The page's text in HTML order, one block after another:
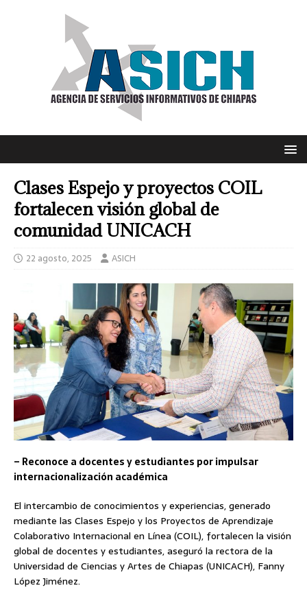
Clases Espejo y proyectos COIL
fortalecen visión global de
comunidad UNICACH
22 agosto, 2025 ASICH
– Reconoce a docentes y estudiantes por impulsar
internacionalización académica
El intercambio de conocimientos y experiencias, generado
mediante las Clases Espejo y los Proyectos de Aprendizaje
Colaborativo Internacional en Línea (COIL), fortalecen la visión
global de docentes y estudiantes, aseguró la rectora de la
Universidad de Ciencias y Artes de Chiapas (UNICACH), Fanny
López Jiménez.